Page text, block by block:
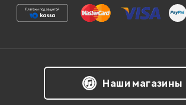
Ваша оценка:
Наши магазины